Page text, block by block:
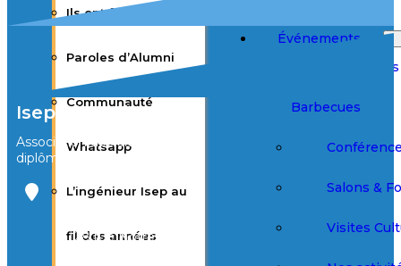
Ils ont fait l’Isep
Paroles d’Alumni
Communauté
Whatsapp
L’ingénieur Isep au
fil des années
Événements
Barbecues
Salons &
Visites
Isep Alumni
Association des élèves et
diplômés de l’Isep
28 rue Notre